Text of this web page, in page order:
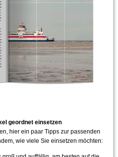
geordnet einsetzen
hier ein paar Tipps zur passenden
wie viele Sie einsetzen möchten: